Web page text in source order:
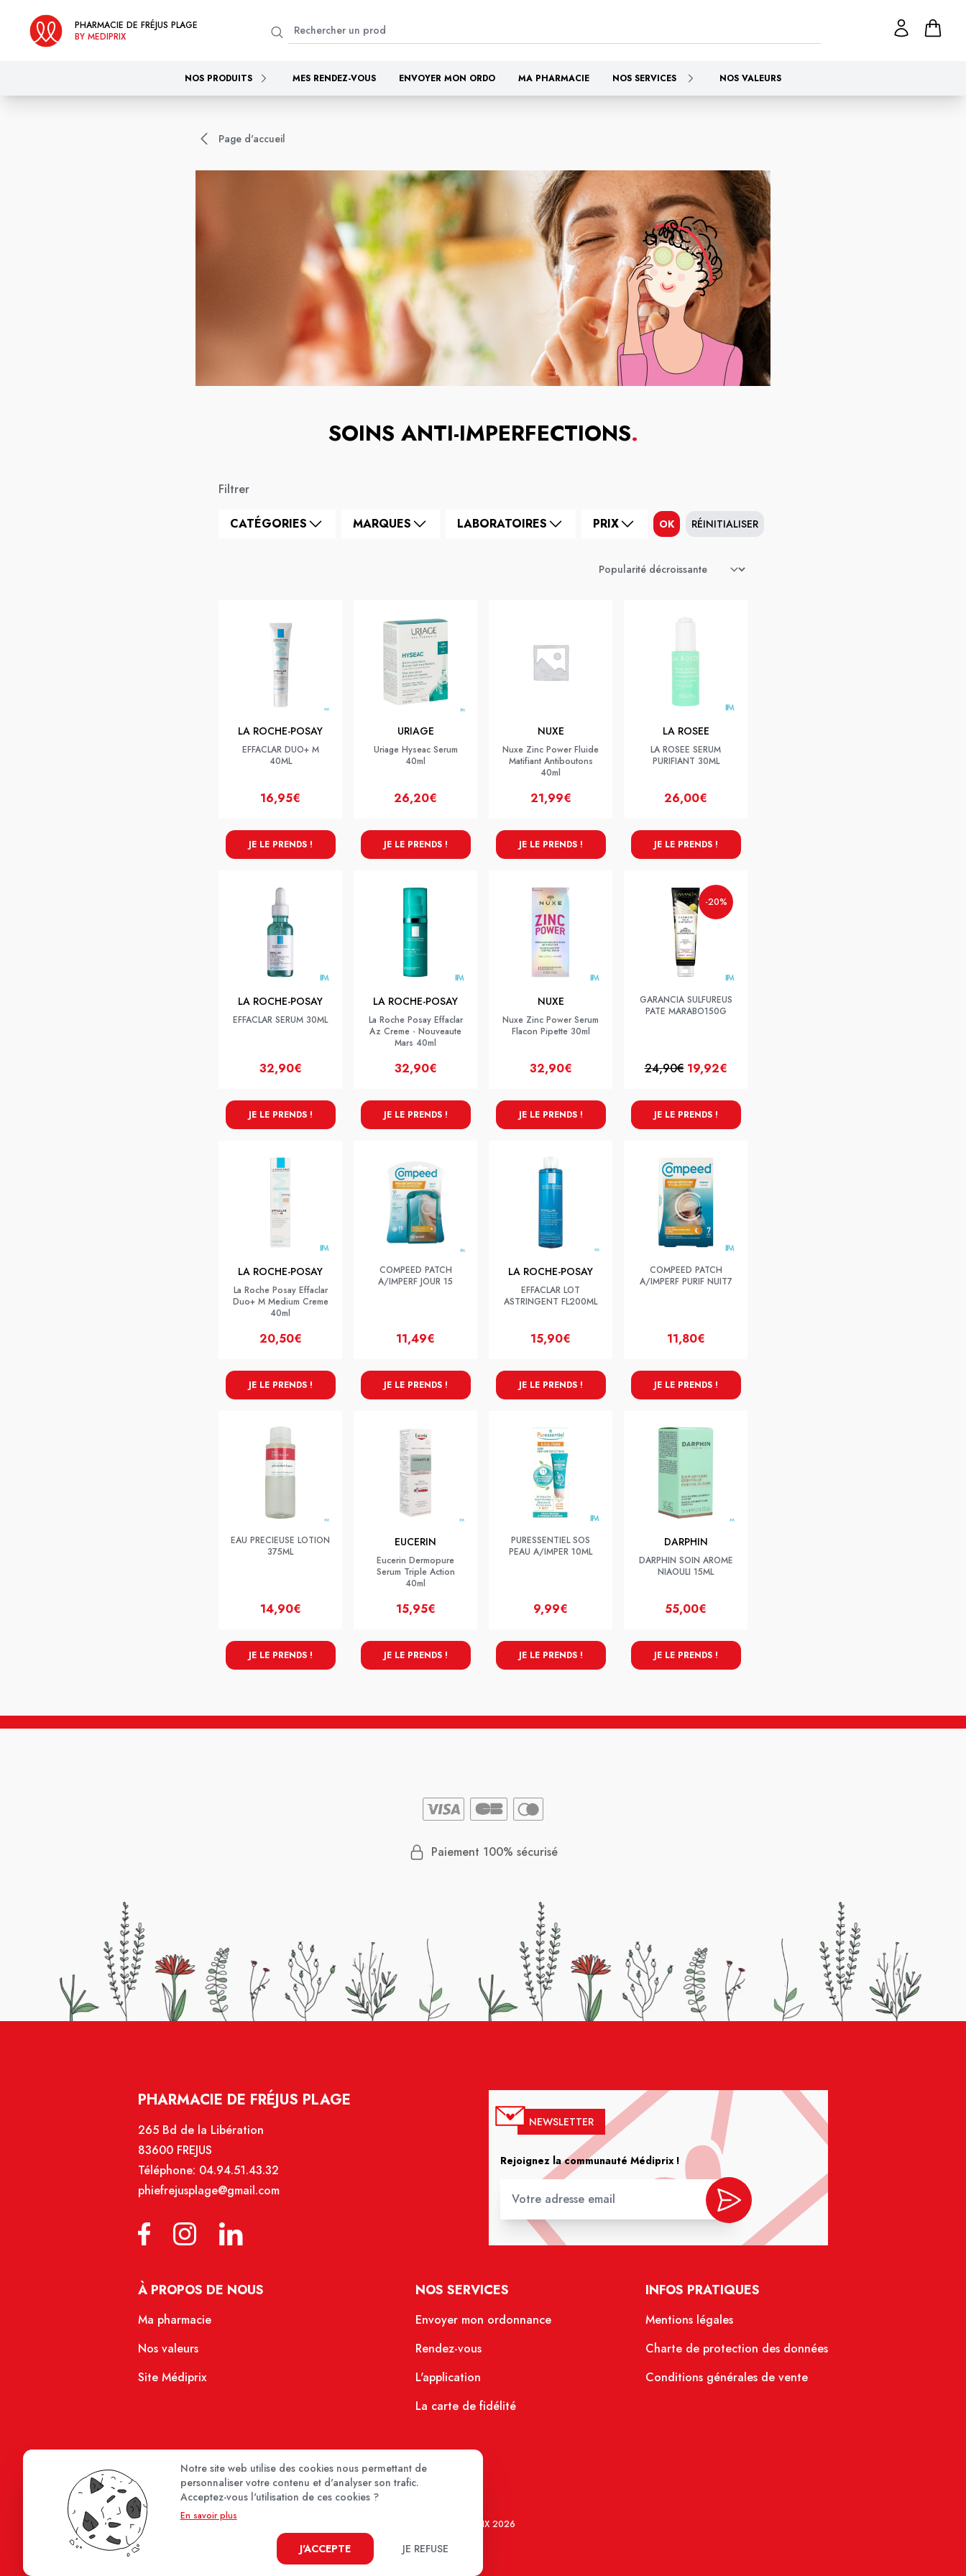
PHARMACIE DE FRÉJUS PLAGE
BY MEDIPRIX
NOS PRODUITS MES RENDEZ-VOUS ENVOYER MON ORDO MA PHARMACIE NOS SERVICES NOS VALEURS
Page d'accueil
SOINS ANTI-IMPERFECTIONS.
Filtrer
CATÉGORIES MARQUES LABORATOIRES PRIX OK RÉINITIALISER
LA ROCHE-POSAY
EFFACLAR DUO+ M
40ML
16,95€
JE LE PRENDS !
URIAGE
Uriage Hyseac Serum
40ml
26,20€
JE LE PRENDS !
NUXE
Nuxe Zinc Power Fluide
Matifiant Antiboutons
40ml
21,99€
JE LE PRENDS !
LA ROSEE
LA ROSEE SERUM
PURIFIANT 30ML
26,00€
JE LE PRENDS !
LA ROCHE-POSAY
EFFACLAR SERUM 30ML
32,90€
JE LE PRENDS !
LA ROCHE-POSAY
La Roche Posay Effaclar
Az Creme - Nouveaute
Mars 40ml
32,90€
JE LE PRENDS !
NUXE
Nuxe Zinc Power Serum
Flacon Pipette 30ml
32,90€
JE LE PRENDS !
-20%
GARANCIA SULFUREUS
PATE MARABO150G
24,90€ 19,92€
JE LE PRENDS !
LA ROCHE-POSAY
La Roche Posay Effaclar
Duo+ M Medium Creme
40ml
20,50€
JE LE PRENDS !
COMPEED PATCH
A/IMPERF JOUR 15
11,49€
JE LE PRENDS !
LA ROCHE-POSAY
EFFACLAR LOT
ASTRINGENT FL200ML
15,90€
JE LE PRENDS !
COMPEED PATCH
A/IMPERF PURIF NUIT7
11,80€
JE LE PRENDS !
EAU PRECIEUSE LOTION
375ML
14,90€
JE LE PRENDS !
EUCERIN
Eucerin Dermopure
Serum Triple Action
40ml
15,95€
JE LE PRENDS !
PURESSENTIEL SOS
PEAU A/IMPER 10ML
9,99€
JE LE PRENDS !
DARPHIN
DARPHIN SOIN AROME
NIAOULI 15ML
55,00€
JE LE PRENDS !
Paiement 100% sécurisé
PHARMACIE DE FRÉJUS PLAGE
265 Bd de la Libération
83600 FREJUS
Téléphone: 04.94.51.43.32
phiefrejusplage@gmail.com
NEWSLETTER
Rejoignez la communauté Médiprix !
À PROPOS DE NOUS
Ma pharmacie
Nos valeurs
Site Médiprix
NOS SERVICES
Envoyer mon ordonnance
Rendez-vous
L'application
La carte de fidélité
INFOS PRATIQUES
Mentions légales
Charte de protection des données
Conditions générales de vente
MEDIPRIX 2026
Notre site web utilise des cookies nous permettant de
personnaliser votre contenu et d'analyser son trafic.
Acceptez-vous l'utilisation de ces cookies ?
En savoir plus
J'ACCEPTE JE REFUSE